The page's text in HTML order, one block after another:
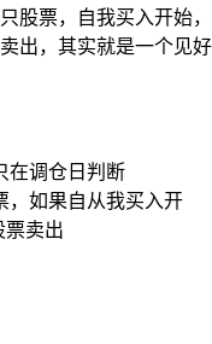
股票，自我买入开始，
出，其实就是一个见好
在调仓日判断
，如果自从我买入开
票卖出